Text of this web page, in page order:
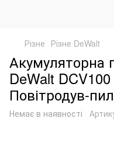
Різне Різне DeWalt
Акумуляторна
DeWalt
Повітродув-
Немає в наявності